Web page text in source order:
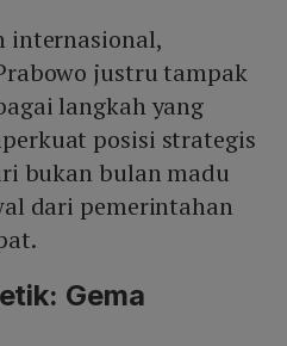
internasional,
justru tampak
langkah yang
posisi strategis
bukan bulan madu
dari pemerintahan
Gema